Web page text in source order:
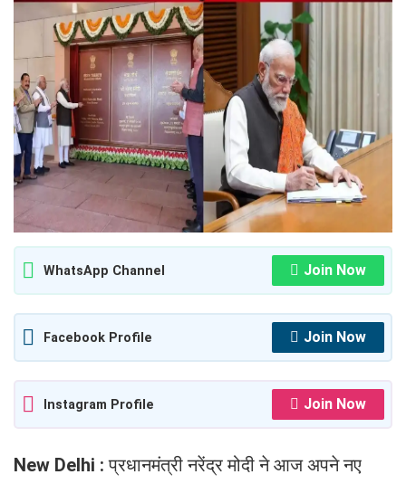
WhatsApp Channel Join Now
Facebook Profile Join Now
Instagram Profile Join Now
New Delhi :प्रधानमंत्री नरेंद्र मोदी ने आज अपने नए